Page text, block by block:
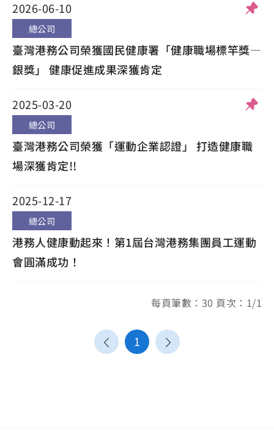
2026-06-10
總公司
臺灣港務公司榮獲國民健康署「健康職場標竿獎—
銀獎」 健康促進成果深獲肯定
2025-03-20
總公司
臺灣港務公司榮獲「運動企業認證」 打造健康職
場深獲肯定!!
2025-12-17
總公司
港務人健康動起來！第1屆台灣港務集團員工運動
會圓滿成功！
每頁筆數：30 頁次：1/1
1